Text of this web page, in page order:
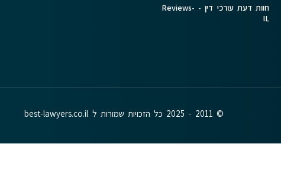
חוות דעת עורכי דין - Reviews-
IL
© 2011 - 2025 כל הזכויות שמורות ל best-lawyers.co.il